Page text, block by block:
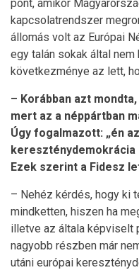
pont, amikor
kapcsolatrendszer
állomás volt az Európai
egy talán sokak által
következménye az lett,
– Korábban azt
mert az a néppártban
Úgy fogalmazott: „én
kereszténydemokrácia
Ezek szerint a Fidesz
– Nehéz kérdés, hogy ki
mindketten, hiszen ha
illetve az általa képviselt
nagyobb részben már
utáni európai